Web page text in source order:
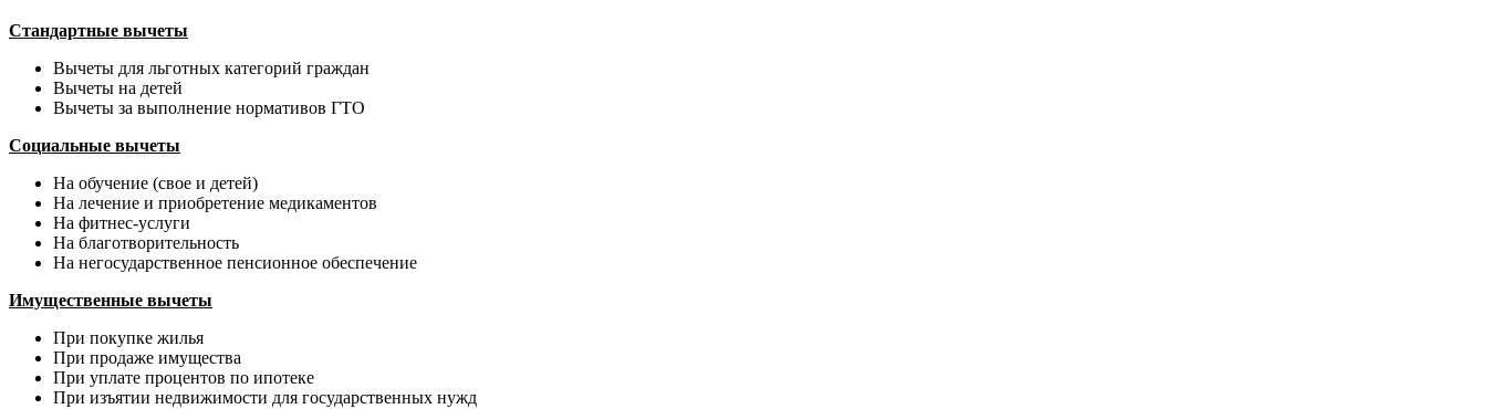
Стандартные вычеты
Вычеты для льготных категорий граждан
Вычеты на детей
Вычеты за выполнение нормативов ГТО
Социальные вычеты
На обучение (свое и детей)
На лечение и приобретение медикаментов
На фитнес-услуги
На благотворительность
На негосударственное пенсионное обеспечение
Имущественные вычеты
При покупке жилья
При продаже имущества
При уплате процентов по ипотеке
При изъятии недвижимости для государственных нужд